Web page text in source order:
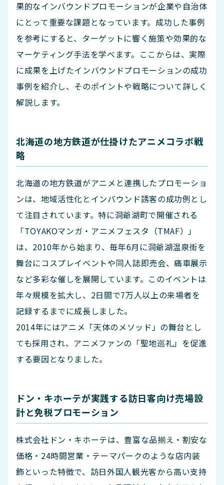
果的なインバウンドプロモーションが企業や自治体
にとって重要な課題となっています。成功した事例
を参考にすると、ターゲットに響く施策や効果的な
マーケティング手法を学べます。ここからは、実際
に成果を上げたインバウンドプロモーションの成功
事例を紹介し、そのポイントや戦略について詳しく
解説します。
北海道の地方鉄道が仕掛けたアニメコラボ戦
略
北海道の地方鉄道がアニメと連携したプロモーショ
ンは、地域活性化とインバウンド誘客の成功例とし
て注目されています。​特に洞爺湖町で開催される
「TOYAKOマンガ・アニメフェスタ（TMAF）」
は、2010年から始まり、毎年6月に洞爺湖温泉街を
舞台にコスプレイベントや同人誌即売会、痛車展示
など多彩な催しを展開しています。​このイベントは
年々規模を拡大し、2日間で7万人以上の来場者を
記録するまでに成長しました。​
2014年にはアニメ「天体のメソッド」の舞台とし
ても採用され、アニメファンの「聖地巡礼」を促進
する要因となりました。
ドン・キホーテが実践する訪日客向け売場設
計と免税プロモーション
株式会社ドン・キホーテは、豊富な品揃え・割安な
価格・24時間営業・テーマパークのような店内装
飾といった特徴で、訪日外国人観光客から高い支持